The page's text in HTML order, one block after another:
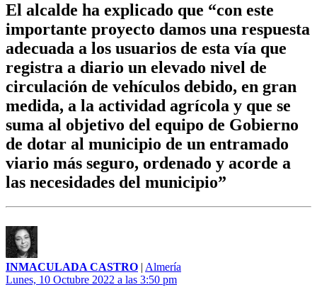
El alcalde ha explicado que “con este
importante proyecto damos una respuesta
adecuada a los usuarios de esta vía que
registra a diario un elevado nivel de
circulación de vehículos debido, en gran
medida, a la actividad agrícola y que se
suma al objetivo del equipo de Gobierno
de dotar al municipio de un entramado
viario más seguro, ordenado y acorde a
las necesidades del municipio”
INMACULADA CASTRO | Almería
Lunes, 10 Octubre 2022 a las 3:50 pm